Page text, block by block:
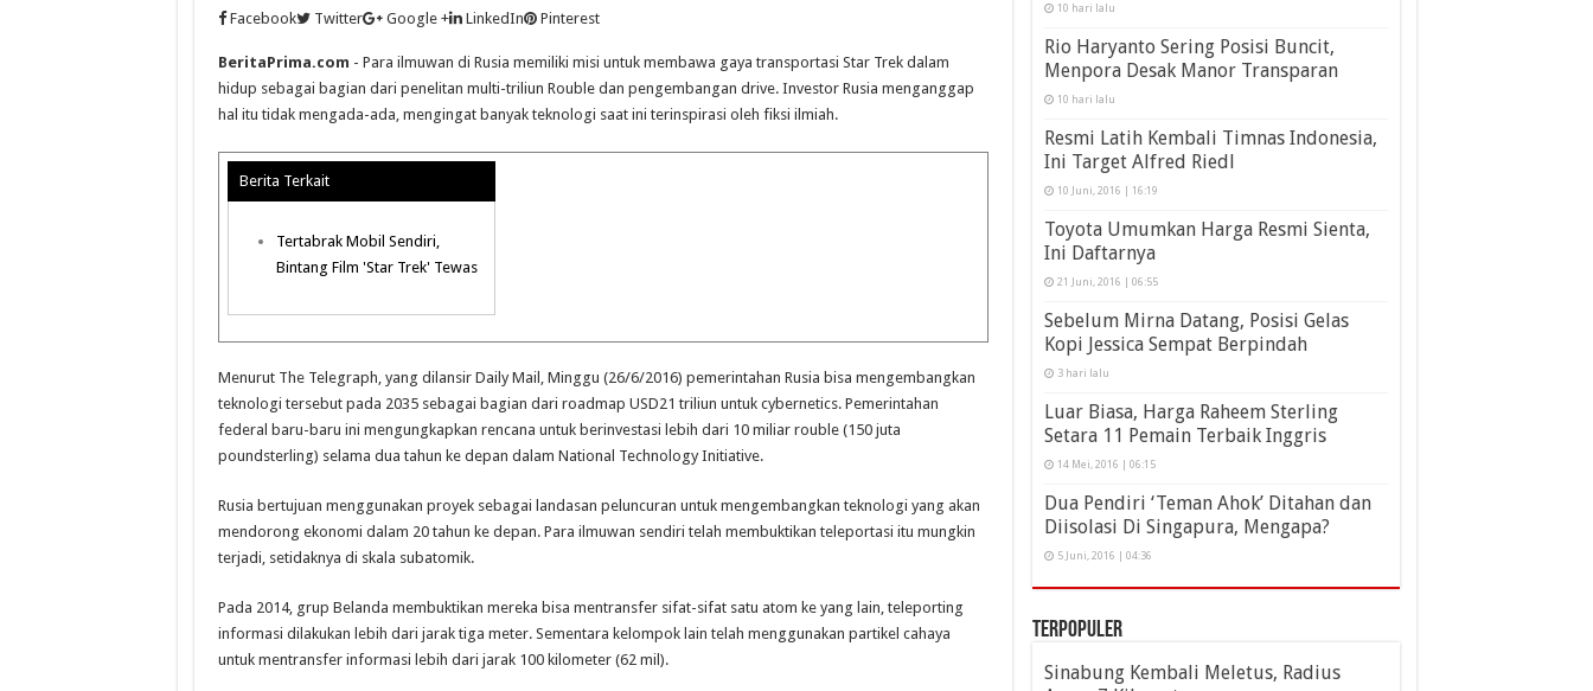
Facebook Twitter Google + LinkedIn Pinterest
BeritaPrima.com - Para ilmuwan di Rusia memiliki misi untuk membawa gaya transportasi Star Trek dalam
hidup sebagai bagian dari penelitan multi-triliun Rouble dan pengembangan drive. Investor Rusia menganggap
hal itu tidak mengada-ada, mengingat banyak teknologi saat ini terinspirasi oleh fiksi ilmiah.
Berita Terkait
Tertabrak Mobil Sendiri,
Bintang Film 'Star Trek' Tewas
Menurut The Telegraph, yang dilansir Daily Mail, Minggu (26/6/2016) pemerintahan Rusia bisa mengembangkan
teknologi tersebut pada 2035 sebagai bagian dari roadmap USD21 triliun untuk cybernetics. Pemerintahan
federal baru-baru ini mengungkapkan rencana untuk berinvestasi lebih dari 10 miliar rouble (150 juta
poundsterling) selama dua tahun ke depan dalam National Technology Initiative.
Rusia bertujuan menggunakan proyek sebagai landasan peluncuran untuk mengembangkan teknologi yang akan
mendorong ekonomi dalam 20 tahun ke depan. Para ilmuwan sendiri telah membuktikan teleportasi itu mungkin
terjadi, setidaknya di skala subatomik.
Pada 2014, grup Belanda membuktikan mereka bisa mentransfer sifat-sifat satu atom ke yang lain, teleporting
informasi dilakukan lebih dari jarak tiga meter. Sementara kelompok lain telah menggunakan partikel cahaya
untuk mentransfer informasi lebih dari jarak 100 kilometer (62 mil).
10 hari lalu
Rio Haryanto Sering Posisi Buncit,
Menpora Desak Manor Transparan
10 hari lalu
Resmi Latih Kembali Timnas Indonesia,
Ini Target Alfred Riedl
10 Juni, 2016 | 16:19
Toyota Umumkan Harga Resmi Sienta,
Ini Daftarnya
21 Juni, 2016 | 06:55
Sebelum Mirna Datang, Posisi Gelas
Kopi Jessica Sempat Berpindah
3 hari lalu
Luar Biasa, Harga Raheem Sterling
Setara 11 Pemain Terbaik Inggris
14 Mei, 2016 | 06:15
Dua Pendiri ‘Teman Ahok’ Ditahan dan
Diisolasi Di Singapura, Mengapa?
5 Juni, 2016 | 04:36
Terpopuler
Sinabung Kembali Meletus, Radius